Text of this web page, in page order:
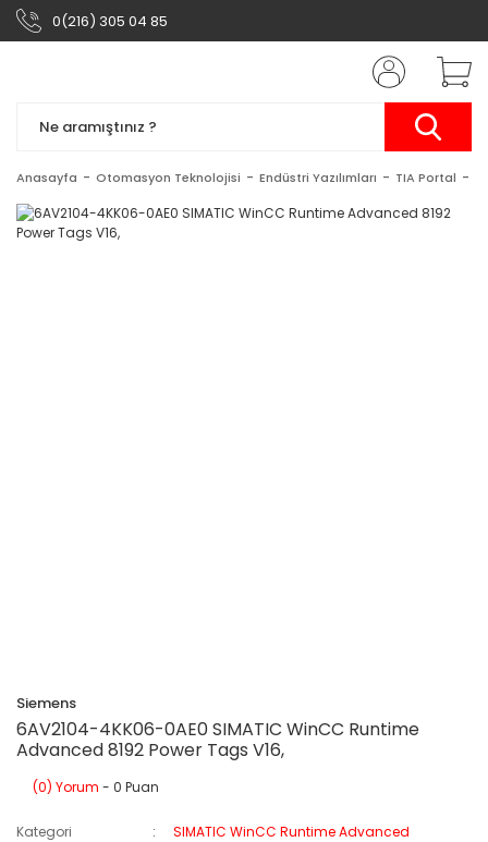
0(216) 305 04 85
Anasayfa Otomasyon Teknolojisi Endüstri Yazılımları TIA Portal
Siemens
6AV2104-4KK06-0AE0 SIMATIC WinCC Runtime
Advanced 8192 Power Tags V16,
(0) Yorum - 0 Puan
Kategori
SIMATIC WinCC Runtime Advanced